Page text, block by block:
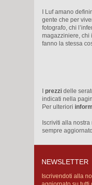
I Luf amano
gente che per
fotografo, chi
magazziniere, chi
fanno la stessa
I prezzi delle
indicati nella
Per ulteriori
Iscriviti alla nostra
sempre
NEWSLETTER
Iscrivendoti alla